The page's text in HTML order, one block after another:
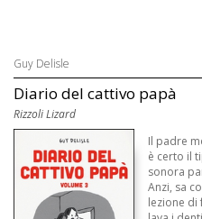
Guy Delisle
Diario del cattivo papà
Rizzoli Lizard
Il padre
è certo il
sonora
Anzi, sa
lezione di